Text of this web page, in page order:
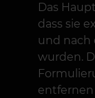
Das
dass sie
und nach
wurden.
entfernen